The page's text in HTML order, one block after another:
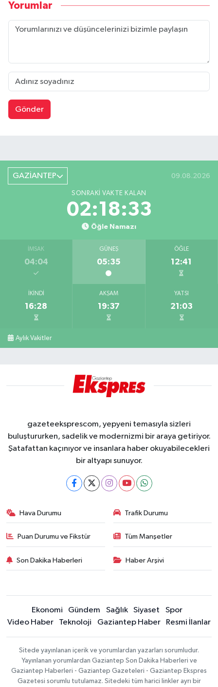
Yorumlar
Gönder
GAZİANTEP 09.08.2026
SONRAKI VAKTE KALAN
02:18:32
Öğle Namazı
İMSAK
04:04
GÜNEŞ
05:35
ÖĞLE
12:41
İKINDI
16:28
AKŞAM
19:37
YATSI
21:03
Aylık Vakitler
gazeteeksprescom, yepyeni temasıyla sizleri
buluştururken, sadelik ve modernizmi bir araya getiriyor.
Şatafattan kaçınıyor ve insanlara haber okuyabilecekleri
bir altyapı sunuyor.
Hava Durumu Trafik Durumu
Puan Durumu ve Fikstür Tüm Manşetler
Son Dakika Haberleri Haber Arşivi
Ekonomi Gündem Sağlık Siyaset
Spor
Video Haber
Teknoloji Gaziantep Haber Resmi İlanlar
Sitede yayınlanan içerik ve yorumlardan yazarları sorumludur.
Yayınlanan yorumlardan Gaziantep Son Dakika Haberleri ve
Gaziantep Haberleri - Gaziantep Gazeteleri - Gaziantep Ekspres
Gazetesi sorumlu tutulamaz. Sitedeki tüm harici linkler ayrı bir